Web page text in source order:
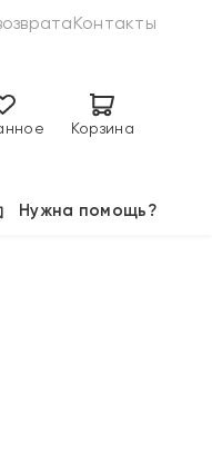
Контакты
Корзина
Нужна помощь?